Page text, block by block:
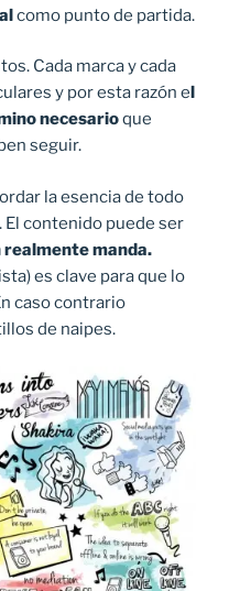
como punto de partida.
Cada marca y cada
y por esta razón e
necesarioque
seguir.
la esencia de todo
El contenido puede ser
realmente manda.
es clave para que lo
caso contrario
de naipes.